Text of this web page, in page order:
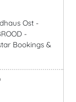
Ost -
-
Bookings &